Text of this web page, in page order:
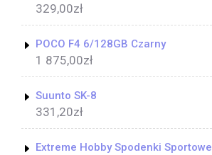
329,00zł
POCO F4 6/128GB Czarny
1 875,00zł
Suunto SK-8
331,20zł
Extreme Hobby Spodenki